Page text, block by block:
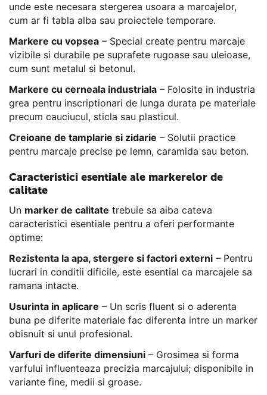
unde este necesara stergerea usoara a marcajelor,
cum ar fi tabla alba sau proiectele temporare.
Markere cu vopsea – Special create pentru marcaje
vizibile si durabile pe suprafete rugoase sau uleioase,
cum sunt metalul si betonul.
Markere cu cerneala industriala – Folosite in industria
grea pentru inscriptionari de lunga durata pe materiale
precum cauciucul, sticla sau plasticul.
Creioane de tamplarie si zidarie – Solutii practice
pentru marcaje precise pe lemn, caramida sau beton.
Caracteristici esentiale ale markerelor de
calitate
Un marker de calitate trebuie sa aiba cateva
caracteristici esentiale pentru a oferi performante
optime:
Rezistenta la apa, stergere si factori externi – Pentru
lucrari in conditii dificile, este esential ca marcajele sa
ramana intacte.
Usurinta in aplicare – Un scris fluent si o aderenta
buna pe diferite materiale fac diferenta intre un marker
obisnuit si unul profesional.
Varfuri de diferite dimensiuni – Grosimea si forma
varfului influenteaza precizia marcajului; disponibile in
variante fine, medii si groase.